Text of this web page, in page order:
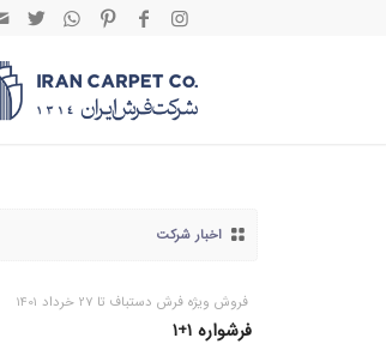
اخبار شرکت
فروش ویژه فرش دستباف تا 27 خرداد 1401
فرشواره ۱+۱